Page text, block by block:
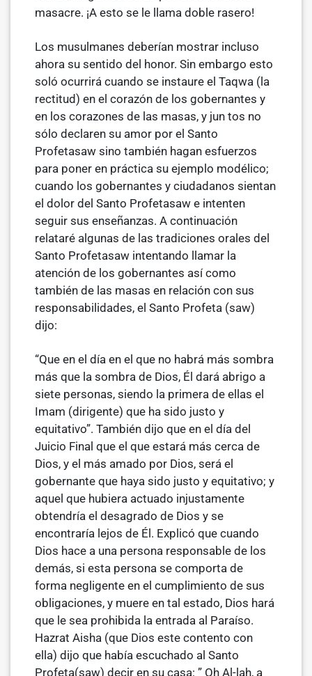
masacre. ¡A esto se le llama doble rasero!
Los musulmanes deberían mostrar incluso
ahora su sentido del honor. Sin embargo esto
soló ocurrirá cuando se instaure el Taqwa (la
rectitud) en el corazón de los gobernantes y
en los corazones de las masas, y jun­ tos no
sólo declaren su amor por el Santo
Profetasaw sino también hagan esfuerzos
para poner en práctica su ejemplo modélico;
cuando los gober­nantes y ciudadanos sientan
el dolor del Santo Profetasaw e intenten
seguir sus enseñanzas. A continuación
relataré algunas de las tradiciones orales del
Santo Profetasaw intentando llamar la
atención de los gobernantes así como
también de las masas en relación con sus
responsabilidades, el San­to Profeta (saw)
dijo:
“Que en el día en el que no habrá más sombra
más que la sombra de Dios, Él dará abrigo a
siete personas, siendo la primera de ellas el
Imam (dirigente) que ha sido justo y
equitativo”. También dijo que en el día del
Juicio Final que el que estará más cerca de
Dios, y el más amado por Dios, será el
gobernante que haya sido justo y equitativo; y
aquel que hubiera actuado injustamente
obtendría el desagrado de Dios y se
encontraría lejos de Él. Explicó que cuando
Dios hace a una persona responsable de los
demás, si esta persona se comporta de
forma negligente en el cum­plimiento de sus
obligaciones, y muere en tal estado, Dios hará
que le sea prohibida la entrada al Paraíso.
Hazrat Aisha (que Dios este contento con
ella) dijo que había escuchado al Santo
Profeta(saw) decir en su casa: ” Oh Al-lah, a